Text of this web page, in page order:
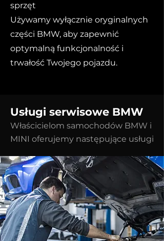
sprzęt
Używamy wyłącznie oryginalnych
części BMW, aby zapewnić
optymalną funkcjonalność i
trwałość Twojego pojazdu.
Usługi serwisowe BMW
Właścicielom samochodów BMW i
MINI oferujemy następujące usługi